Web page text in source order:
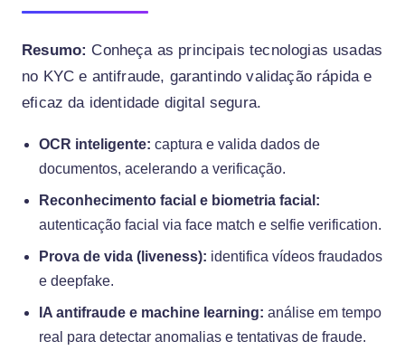
Resumo: Conheça as principais tecnologias usadas
no KYC e antifraude, garantindo validação rápida e
eficaz da identidade digital segura.
OCR inteligente: captura e valida dados de
documentos, acelerando a verificação.
Reconhecimento facial e biometria facial:
autenticação facial via face match e selfie verification.
Prova de vida (liveness): identifica vídeos fraudados
e deepfake.
IA antifraude e machine learning: análise em tempo
real para detectar anomalias e tentativas de fraude.